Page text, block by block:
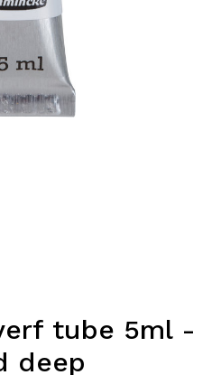
tube 5ml -
deep